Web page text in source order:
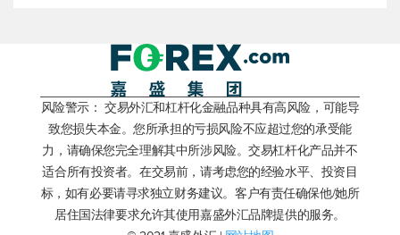
风险警示： 交易外汇和杠杆化金融品种具有高风险，可能导
致您损失本金。您所承担的亏损风险不应超过您的承受能
力，请确保您完全理解其中所涉风险。交易杠杆化产品并不
适合所有投资者。在交易前，请考虑您的经验水平、投资目
标，如有必要请寻求独立财务建议。客户有责任确保他/她所
居住国法律要求允许其使用嘉盛外汇品牌提供的服务。